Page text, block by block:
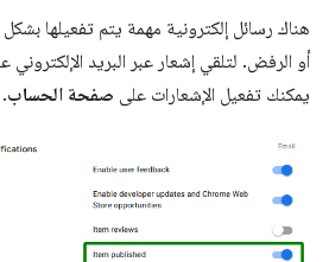
هناك رسائل إلكترونية مهمة يتم تفعيلها بشكل
أو الرفض. لتلقي إشعار عبر البريد الإلكتروني
يمكنك تفعيل الإشعارات على صفحة الحساب.